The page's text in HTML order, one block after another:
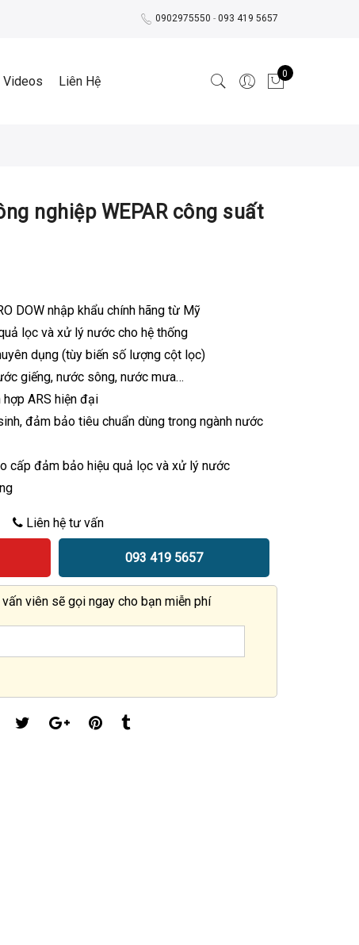
0902975550 - 093 419 5657
Videos Liên Hệ 0
nghiệp WEPAR công suất
DOW nhập khẩu chính hãng từ Mỹ
lọc và xử lý nước cho hệ thống
dụng (tùy biến số lượng cột lọc)
giếng, nước sông, nước mưa…
hợp ARS hiện đại
đảm bảo tiêu chuẩn dùng trong ngành nước
cấp đảm bảo hiệu quả lọc và xử lý nước
Liên hệ tư vấn
093 419 5657
viên sẽ gọi ngay cho bạn miễn phí